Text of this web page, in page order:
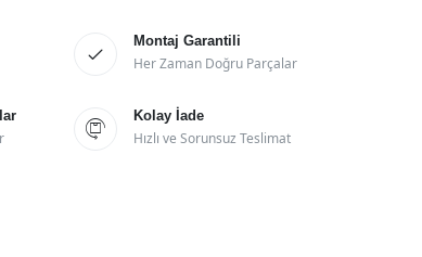

Montaj Garantili
Her Zaman Doğru Parçalar

Kolay İade
Hızlı ve Sorunsuz Teslimat